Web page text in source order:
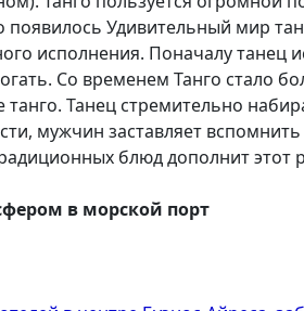
Удивительный мир
исполнения. Поначалу танец
Со временем Танго стало
Танец стремительно
мужчин заставляет
блюд дополнит этот
в морской порт